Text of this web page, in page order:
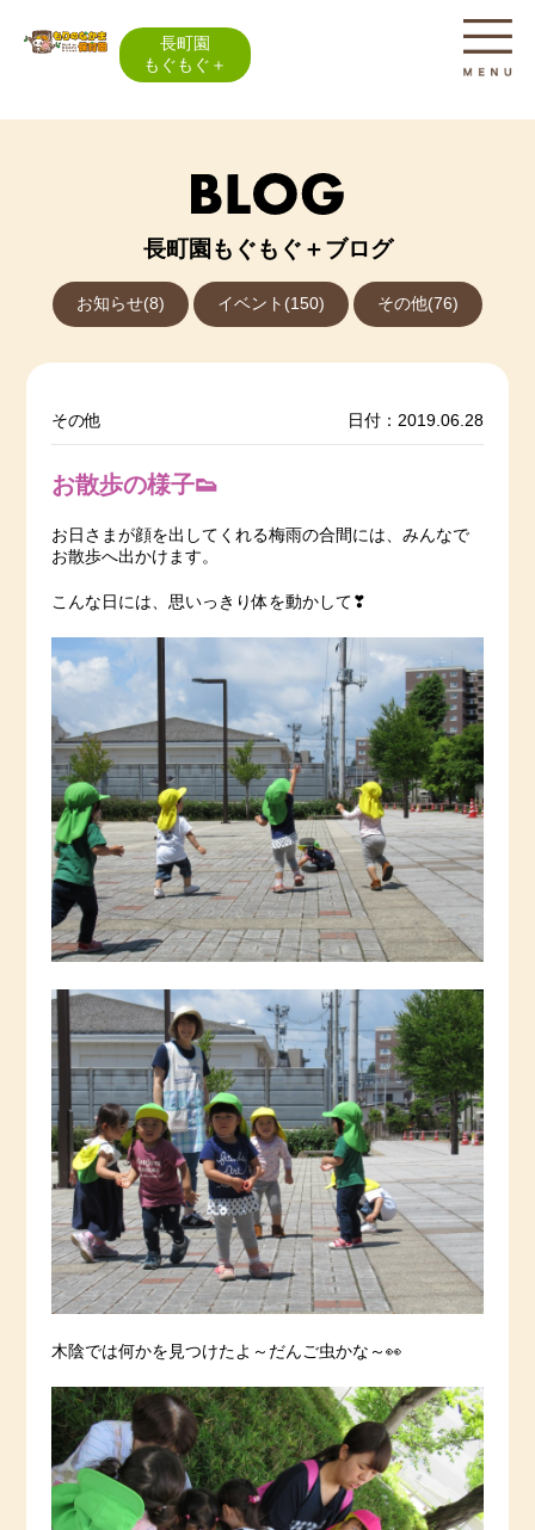
長町園
もぐもぐ＋
長町園もぐもぐ＋ブログ
お知らせ(8) イベント(150) その他(76)
その他 日付：2019.06.28
お散歩の様子👟
お日さまが顔を出してくれる梅雨の合間には、みんなで
お散歩へ出かけます。
こんな日には、思いっきり体を動かして❣
木陰では何かを見つけたよ～だんご虫かな～👀